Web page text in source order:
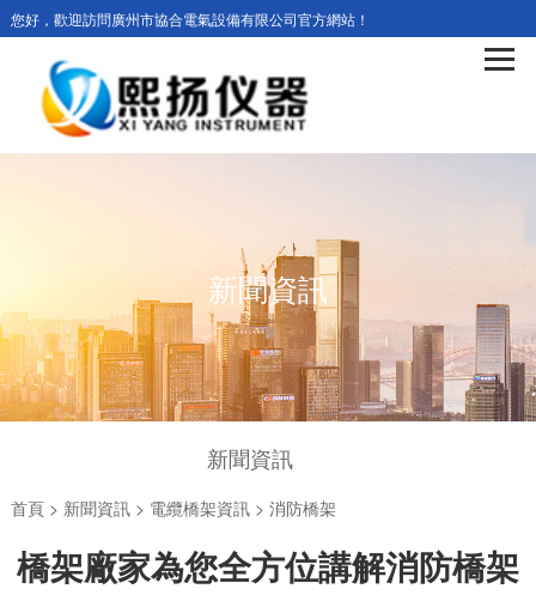
您好，歡迎訪問廣州市協合電氣設備有限公司官方網站！
新聞資訊
新聞資訊
首頁> 新聞資訊> 電纜橋架資訊> 消防橋架
橋架廠家為您全方位講解消防橋架